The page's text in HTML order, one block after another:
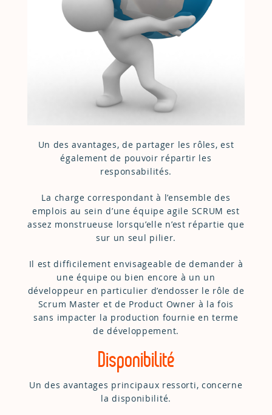
Un des avantages, de partager les rôles, est
également de pouvoir répartir les
responsabilités.
La charge correspondant à l’ensemble des
emplois au sein d’une équipe agile SCRUM est
assez monstrueuse lorsqu’elle n’est répartie que
sur un seul pilier.
Il est difficilement envisageable de demander à
une équipe ou bien encore à un un
développeur en particulier d’endosser le rôle de
Scrum Master et de Product Owner à la fois
sans impacter la production fournie en terme
de développement.
Disponibilité
Un des avantages principaux ressorti, concerne
la disponibilité.